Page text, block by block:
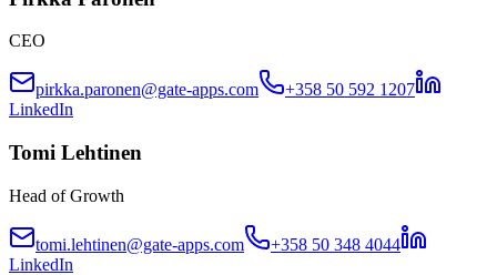
CEO
pirkka.paronen@gate-apps.com
+358 50 592 1207
LinkedIn
Tomi Lehtinen
Head of Growth
tomi.lehtinen@gate-apps.com
+358 50 348 4044
LinkedIn